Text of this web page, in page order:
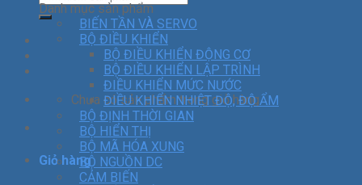
Chưa có sản phẩm trong giỏ hàng.
Giỏ hàng
Danh mục sản phẩm
BIẾN TẦN VÀ SERVO
BỘ ĐIỀU KHIỂN
BỘ ĐIỀU KHIỂN ĐỘNG CƠ
BỘ ĐIỀU KHIỂN LẬP TRÌNH
ĐIỀU KHIỂN MỨC NƯỚC
ĐIỀU KHIỂN NHIỆT ĐỘ, ĐỘ ẨM
BỘ ĐỊNH THỜI GIAN
BỘ HIỂN THỊ
BỘ MÃ HÓA XUNG
BỘ NGUỒN DC
CẢM BIẾN